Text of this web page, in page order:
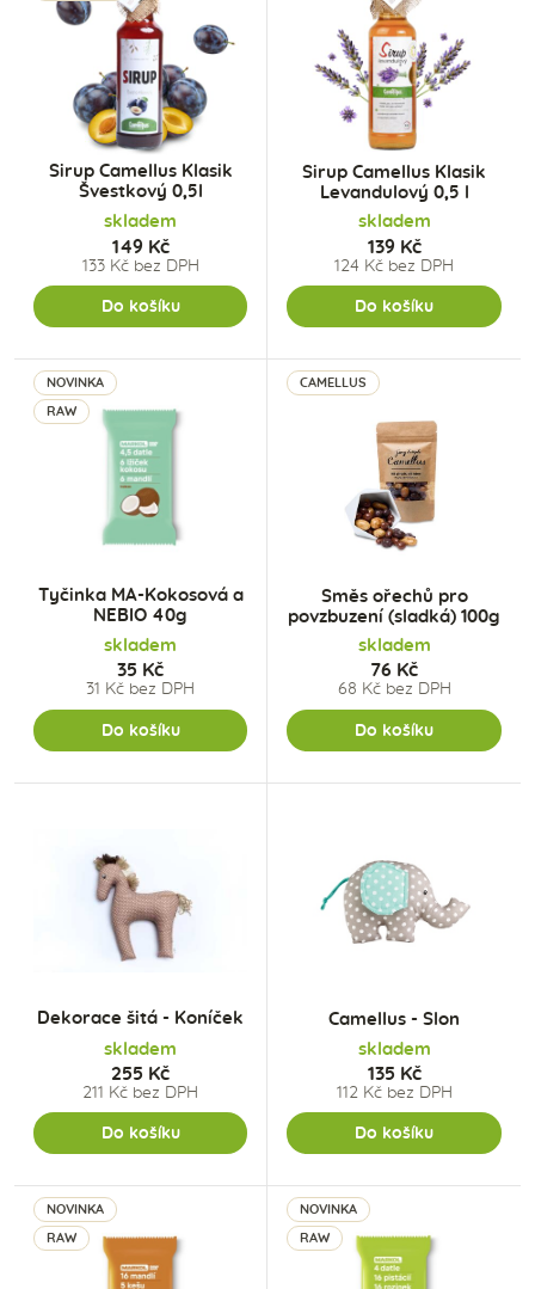
Sirup Camellus Klasik
Švestkový 0,5l
skladem
149 Kč
133 Kč bez DPH
Do košíku
Sirup Camellus Klasik
Levandulový 0,5 l
skladem
139 Kč
124 Kč bez DPH
Do košíku
NOVINKA
RAW
Tyčinka MA-Kokosová a
NEBIO 40g
skladem
35 Kč
31 Kč bez DPH
Do košíku
CAMELLUS
Směs ořechů pro
povzbuzení (sladká) 100g
skladem
76 Kč
68 Kč bez DPH
Do košíku
Dekorace šitá - Koníček
skladem
255 Kč
211 Kč bez DPH
Do košíku
Camellus - Slon
skladem
135 Kč
112 Kč bez DPH
Do košíku
NOVINKA
RAW
NOVINKA
RAW